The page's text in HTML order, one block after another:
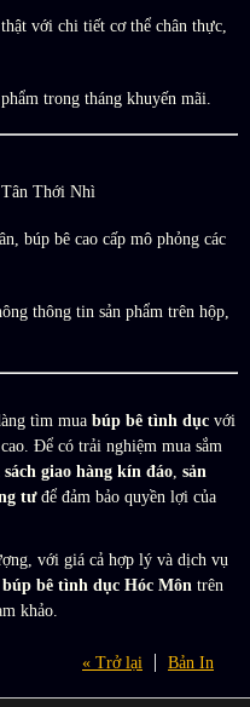
với chi tiết cơ thể chân thực,
trong tháng khuyến mãi.
Thới Nhì
búp bê cao cấp mô phỏng các
thông tin sản phẩm trên hộp,
tìm mua búp bê tình dục với
Để có trải nghiệm mua sắm
giao hàng kín đáo, sản
tưđể đảm bảo quyền lợi của
với giá cả hợp lý và dịch vụ
bê tình dục Hóc Môn trên
khảo.
Bản In
« Trở lại